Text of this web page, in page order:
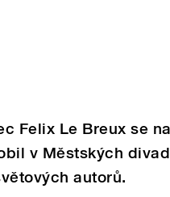
Felix Le Breux se
v Městských
autorů.